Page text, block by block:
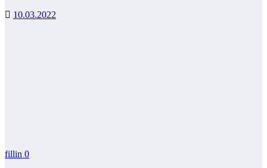
10.03.2022
fillin 0